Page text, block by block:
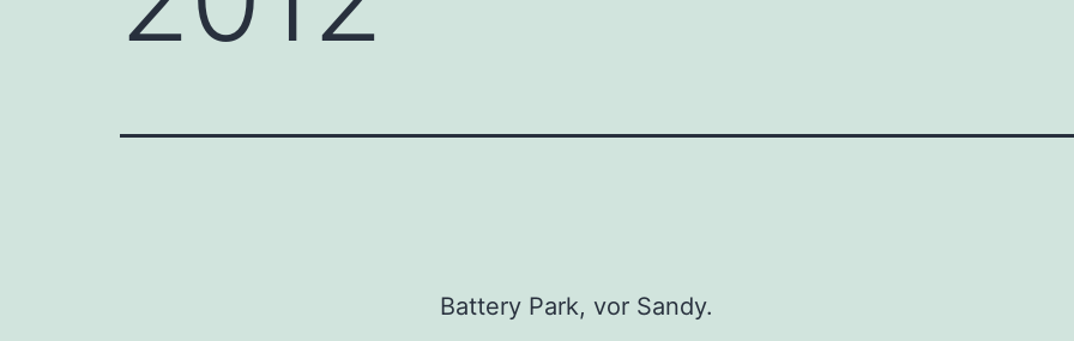
Battery Park, vor Sandy.